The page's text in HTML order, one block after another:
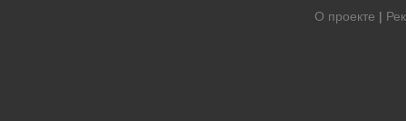
О проекте |